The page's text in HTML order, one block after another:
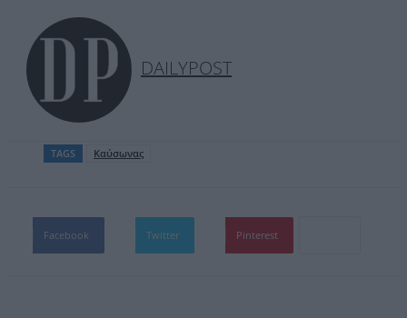
DAILYPOST
TAGS Καύσωνας
Facebook Twitter Pinterest